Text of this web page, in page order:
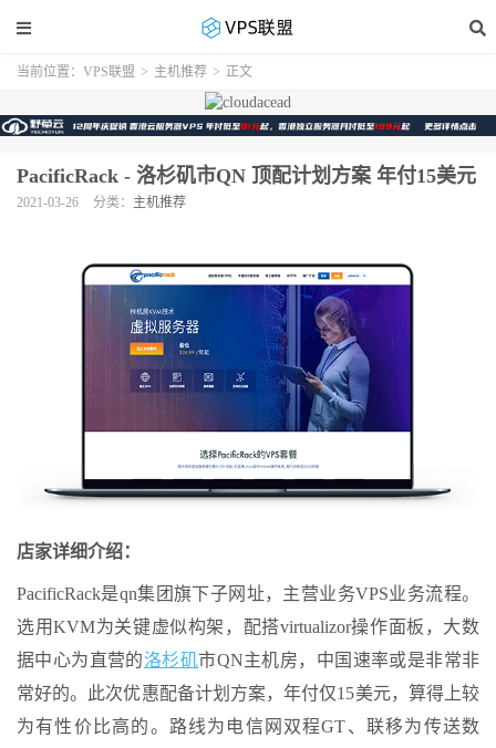
当前位置： VPS联盟 > 主机推荐 > 正文
PacificRack - 洛杉矶市QN 顶配计划方案 年付15美元
2021-03-26 分类： 主机推荐
店家详细介绍：
PacificRack是qn集团旗下子网址，主营业务VPS业务流程。
选用KVM为关键虚似构架，配搭virtualizor操作面板，大数
据中心为直营的洛杉矶市QN主机房，中国速率或是非常非
常好的。此次优惠配备计划方案，年付仅15美元，算得上较
为有性价比高的。路线为电信网双程GT、联移为传送数